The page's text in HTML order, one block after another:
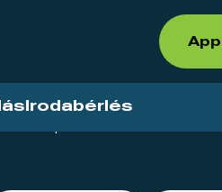
Irodabérlés